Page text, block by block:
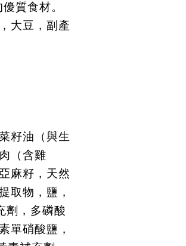
質食材。
大豆，副產
籽油（與生
（含雞
麻籽，天然
取物，鹽，
劑，多磷酸
單硝酸鹽，